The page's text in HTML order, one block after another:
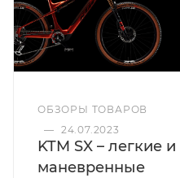
ОБЗОРЫ ТОВАРОВ
— 24.07.2023
KTM SX – легкие и
маневренные